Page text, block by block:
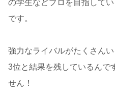
の学生などプロを目指して
です。
強力なライバルがたくさん
3位と結果を残しているんで
せん！